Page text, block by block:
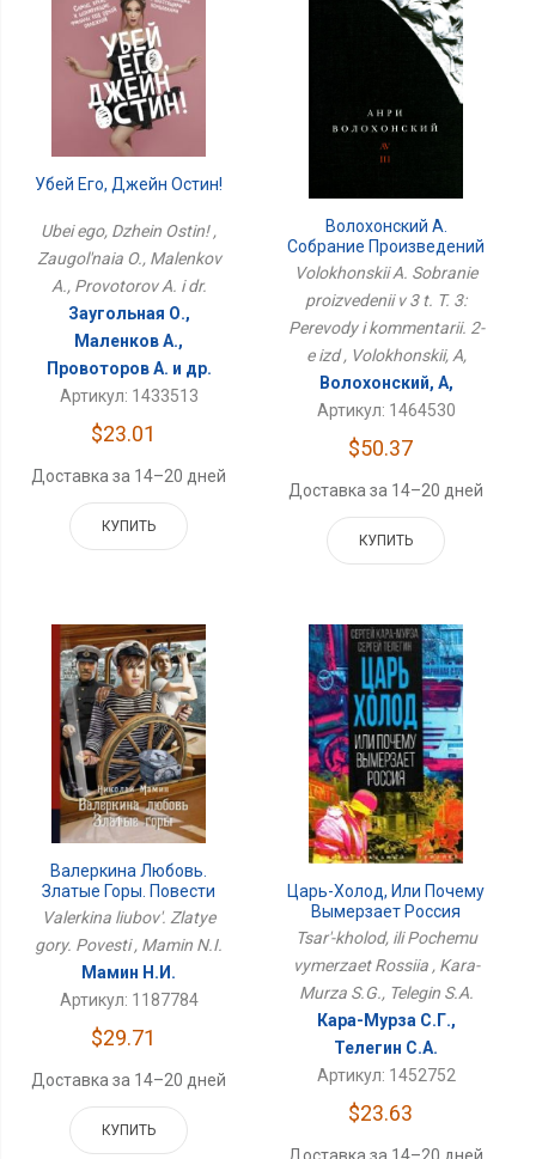
Убей Его, Джейн Остин!
Ubei ego, Dzhein Ostin! ,
Zaugol'naia O., Malenkov
A., Provotorov A. i dr.
Заугольная О.,
Маленков А.,
Провоторов А. и др.
Артикул: 1433513
$23.01
Доставка за 14–20 дней
КУПИТЬ
Волохонский А.
Собрание Произведений
В 3 Т. Т. 3: Переводы И
Volokhonskii A. Sobranie
proizvedenii v 3 t. T. 3:
Perevody i kommentarii. 2-
e izd , Volokhonskii, A,
Волохонский, А,
Артикул: 1464530
$50.37
Доставка за 14–20 дней
КУПИТЬ
Валеркина Любовь.
Златые Горы. Повести
Valerkina liubov'. Zlatye
gory. Povesti , Mamin N.I.
Мамин Н.И.
Артикул: 1187784
$29.71
Доставка за 14–20 дней
КУПИТЬ
Царь-Холод, Или Почему
Вымерзает Россия
Tsar'-kholod, ili Pochemu
vymerzaet Rossiia , Kara-
Murza S.G., Telegin S.A.
Кара-Мурза С.Г.,
Телегин С.А.
Артикул: 1452752
$23.63